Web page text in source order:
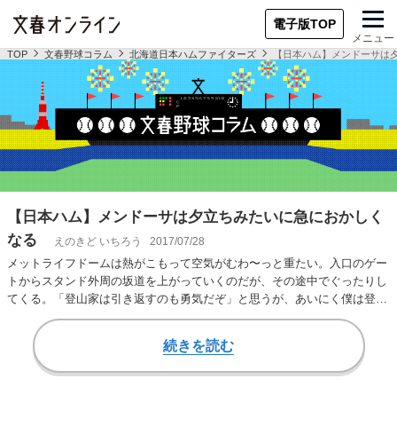
電子版TOP
メニュー
TOP 文春野球コラム 北海道日本ハムファイターズ 【日本ハム】メンドーサは
【日本ハム】メンドーサは夕立ちみたいに急におかしく
なる
えのきど いちろう 2017/07/28
メットライフドームは熱がこもって空気がむわ〜っと重たい。入口のゲー
トからスタンド外周の坂道を上がっていくのだが、その途中でぐったりし
てくる。「登山家は引き返すのも勇気だぞ」と思うが、あいにく僕は登山
家じゃない。今季…
続きを読む